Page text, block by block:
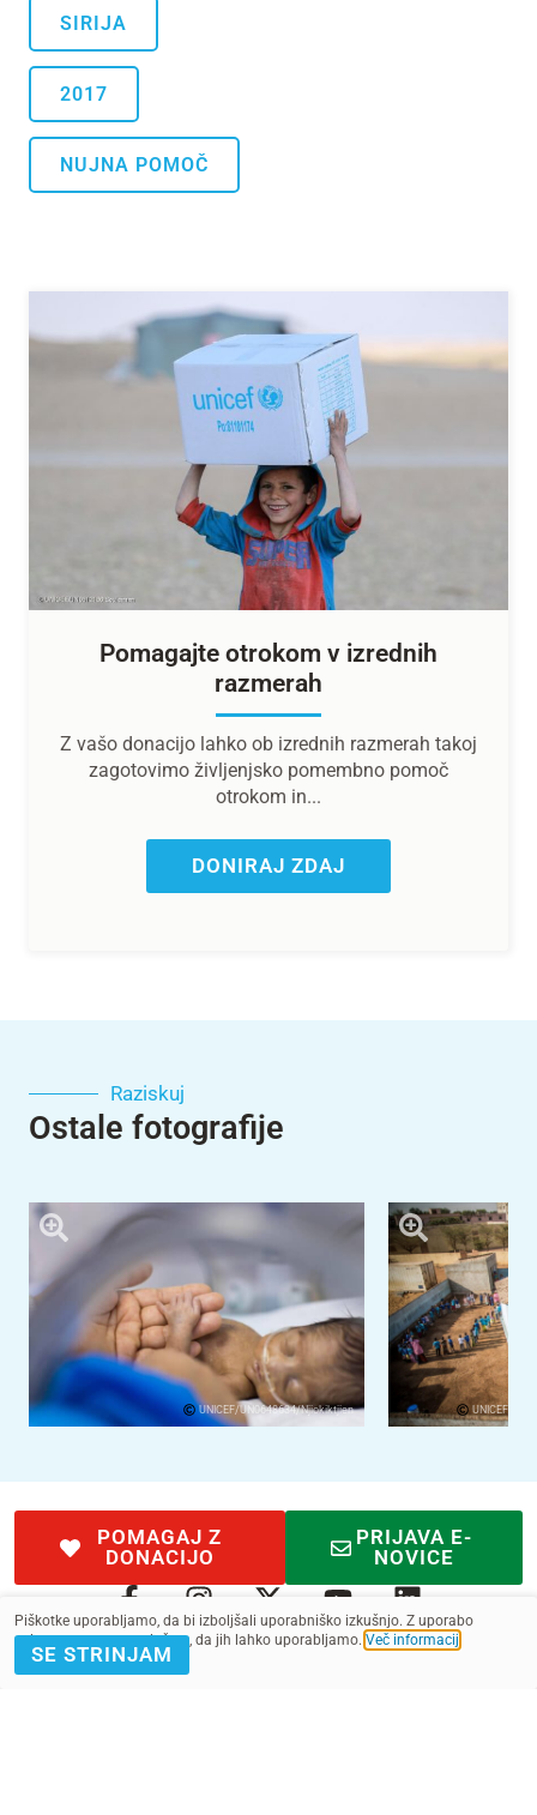
SIRIJA
2017
NUJNA POMOČ
Pomagajte otrokom v izrednih
razmerah
Z vašo donacijo lahko ob izrednih razmerah takoj
zagotovimo življenjsko pomembno pomoč
otrokom in...
DONIRAJ ZDAJ
Raziskuj
Ostale fotografije
UNICEF/UN0648634/Njiokiktjien UNICEF/
POMAGAJ Z
DONACIJO
PRIJAVA E-
NOVICE
Piškotke uporabljamo, da bi izboljšali uporabniško izkušnjo. Z uporabo
spletnega mesta soglašate, da jih lahko uporabljamo. Več informacij
SE STRINJAM